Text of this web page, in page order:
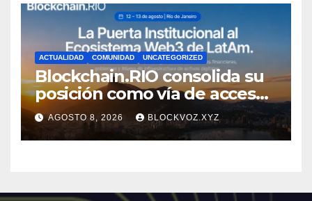
ACTUALIDAD COMUNIDAD UNCATEGORIZED
Blockchain.RIO consolida su
posición como vía de acceso
institucional a la
infraestructura financiera
digital de América Latina
AGOSTO 8, 2026 BLOCKVOZ.XYZ